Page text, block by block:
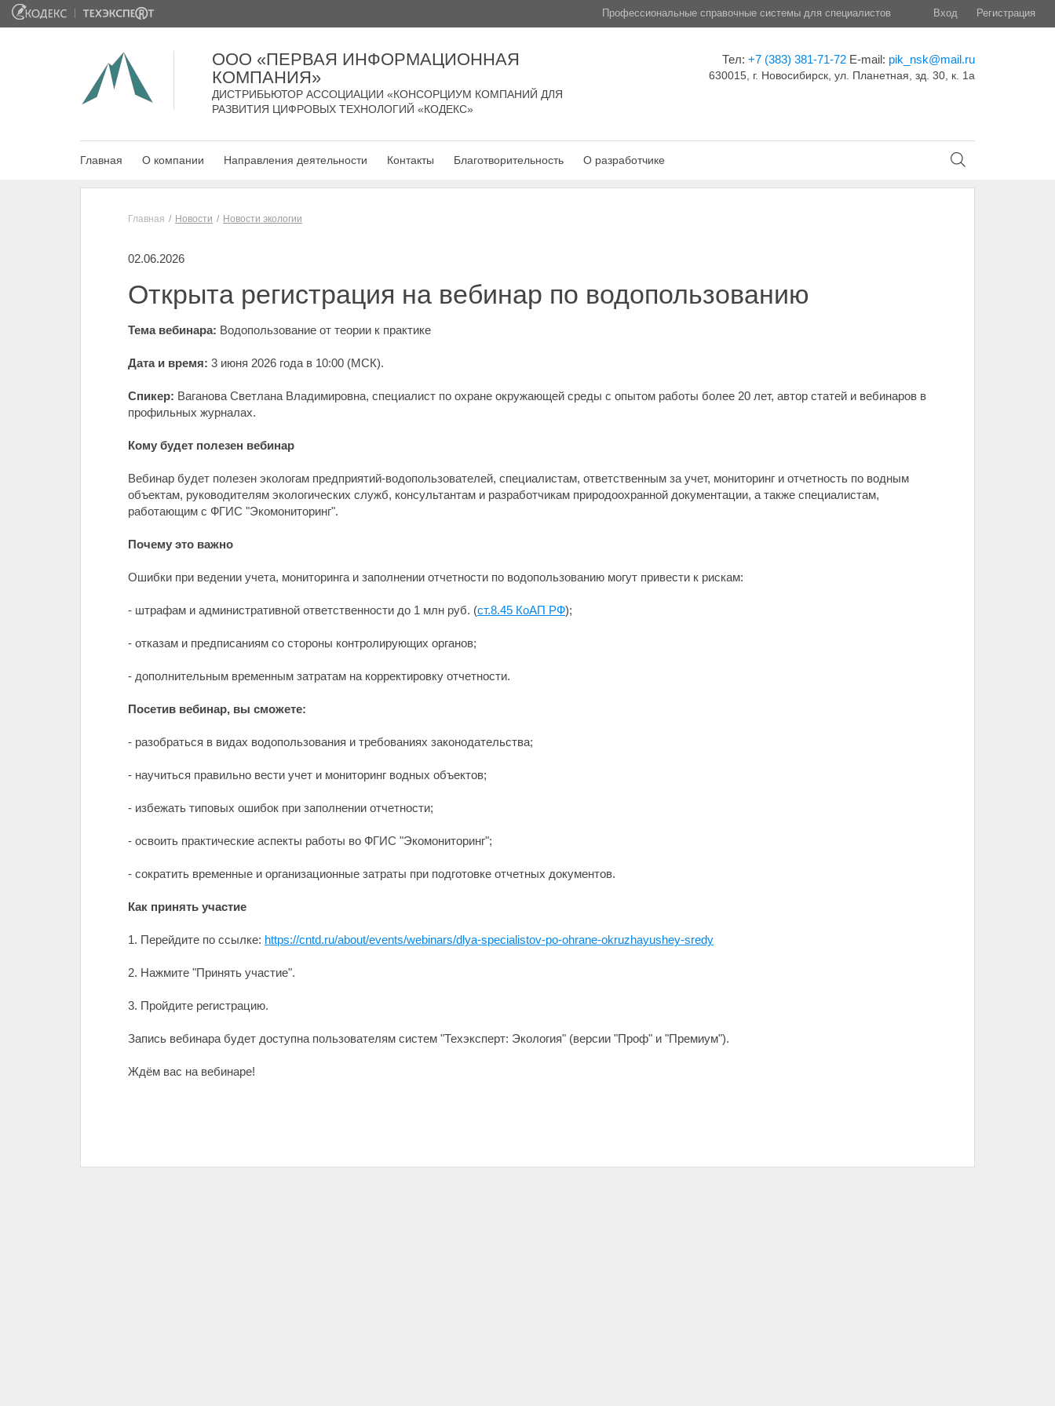
Профессиональные справочные системы для специалистов Вход Регистрация
ООО «ПЕРВАЯ ИНФОРМАЦИОННАЯ
КОМПАНИЯ»
ДИСТРИБЬЮТОР АССОЦИАЦИИ «КОНСОРЦИУМ КОМПАНИЙ ДЛЯ
РАЗВИТИЯ ЦИФРОВЫХ ТЕХНОЛОГИЙ «КОДЕКС»
Тел: +7 (383) 381-71-72 E-mail: pik_nsk@mail.ru
630015, г. Новосибирск, ул. Планетная, зд. 30, к. 1а
Главная О компании Направления деятельности Контакты Благотворительность О разработчике
Главная Новости Новости экологии
02.06.2026
Открыта регистрация на вебинар по водопользованию
Тема вебинара: Водопользование от теории к практике
Дата и время: 3 июня 2026 года в 10:00 (МСК).
Спикер: Ваганова Светлана Владимировна, специалист по охране окружающей среды с опытом работы более 20 лет, автор статей и вебинаров в
профильных журналах.
Кому будет полезен вебинар
Вебинар будет полезен экологам предприятий-водопользователей, специалистам, ответственным за учет, мониторинг и отчетность по водным
объектам, руководителям экологических служб, консультантам и разработчикам природоохранной документации, а также специалистам,
работающим с ФГИС "Экомониторинг".
Почему это важно
Ошибки при ведении учета, мониторинга и заполнении отчетности по водопользованию могут привести к рискам:
- штрафам и административной ответственности до 1 млн руб. (ст.8.45 КоАП РФ);
- отказам и предписаниям со стороны контролирующих органов;
- дополнительным временным затратам на корректировку отчетности.
Посетив вебинар, вы сможете:
- разобраться в видах водопользования и требованиях законодательства;
- научиться правильно вести учет и мониторинг водных объектов;
- избежать типовых ошибок при заполнении отчетности;
- освоить практические аспекты работы во ФГИС "Экомониторинг";
- сократить временные и организационные затраты при подготовке отчетных документов.
Как принять участие
1. Перейдите по ссылке: https://cntd.ru/about/events/webinars/dlya-specialistov-po-ohrane-okruzhayushey-sredy
2. Нажмите "Принять участие".
3. Пройдите регистрацию.
Запись вебинара будет доступна пользователям систем "Техэксперт: Экология" (версии "Проф" и "Премиум").
Ждём вас на вебинаре!